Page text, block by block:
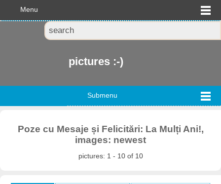
Menu
pictures :-)
Submenu
Poze cu Mesaje și Felicitări: La Mulți Ani!,
images: newest
pictures: 1 - 10 of 10